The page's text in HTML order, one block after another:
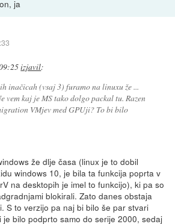
ja
izjavil:
inačicah (vsaj 3) furamo na linuxu že ...
vem kaj je MS tako dolgo packal tu. Razen
VMjev med GPUji? To bi bilo
že dlje časa (linux je to dobil
windows 10, je bila ta funkcija poprta v
na desktopih je imel to funkcijo), ki pa so
blokirali. Zato danes obstaja
S to verzijo pa naj bi bilo še par stvari
je bilo podprto samo do serije 2000, sedaj